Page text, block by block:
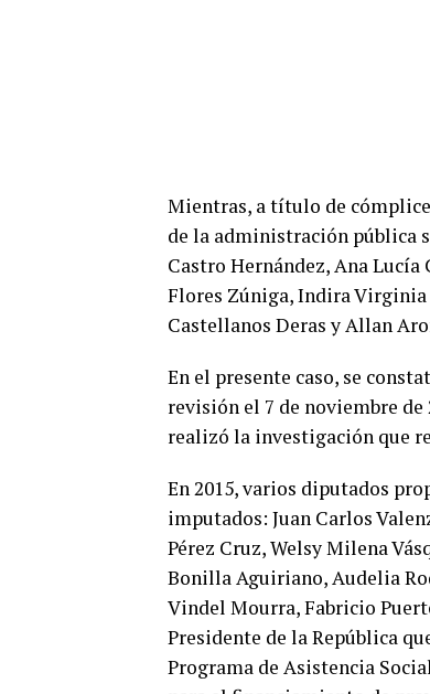
Mientras, a título de
de la administración pública
Castro Hernández, Ana
Flores Zúniga, Indira Virginia
Castellanos Deras y Allan
En el presente caso, se
revisión el 7 de noviembre
realizó la investigación que
En 2015, varios diputados
imputados: Juan Carlos
Pérez Cruz, Welsy Milena
Bonilla Aguiriano, Audelia
Vindel Mourra, Fabricio
Presidente de la República
Programa de Asistencia